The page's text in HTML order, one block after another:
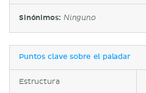
Sinónimos: Ninguno
Puntos clave sobre el paladar
Estructura